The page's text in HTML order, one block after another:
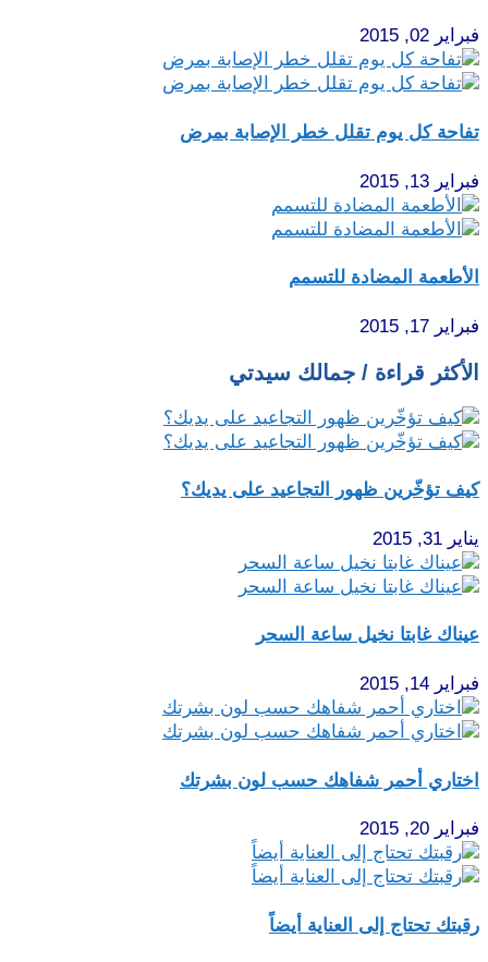
فبراير 02, 2015
تفاحة كل يوم تقلل خطر الإصابة بمرض
فبراير 13, 2015
الأطعمة المضادة للتسمم
فبراير 17, 2015
الأكثر قراءة / جمالك سيدتي
كيف تؤخّرين ظهور التجاعيد على يديك؟
يناير 31, 2015
عيناك غابتا نخيل ساعة السحر
فبراير 14, 2015
اختاري أحمر شفاهك حسب لون بشرتك
فبراير 20, 2015
رقبتك تحتاج إلى العناية أيضاً